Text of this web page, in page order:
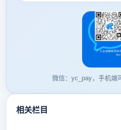
微信：yc_pay，手机端
相关栏目